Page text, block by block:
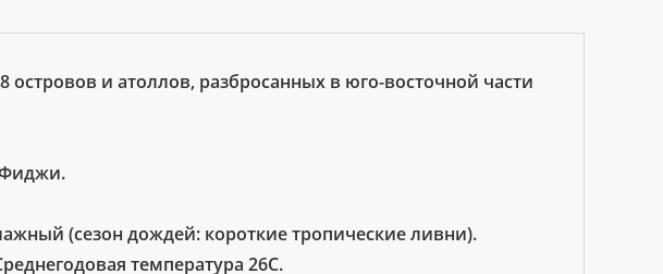
и атоллов, разбросанных в юго-восточной части
Фиджи.
(сезон дождей: короткие тропические ливни).
температура 26С.